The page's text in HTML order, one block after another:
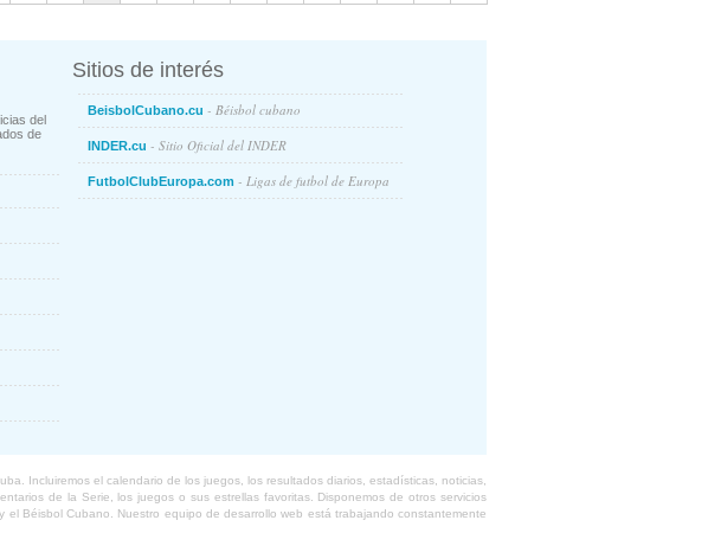
del
de
Sitios de interés
BeisbolCubano.cu - Béisbol cubano
INDER.cu - Sitio Oficial del INDER
FutbolClubEuropa.com - Ligas de futbol de Europa
Incluiremos el calendario de los juegos, los resultados diarios, estadísticas, noticias,
de la Serie, los juegos o sus estrellas favoritas. Disponemos de otros servicios
Béisbol Cubano. Nuestro equipo de desarrollo web está trabajando constantemente